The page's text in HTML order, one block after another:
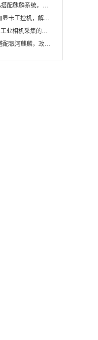
产化工控机赋能航站楼航显调度
解决户外高波特率串口采集难题
的高配置工控机解决方案推荐
务办公国产飞腾工控机落地方案